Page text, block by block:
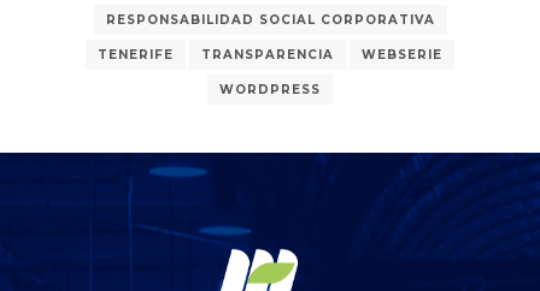
RESPONSABILIDAD SOCIAL CORPORATIVA
TENERIFE TRANSPARENCIA WEBSERIE
WORDPRESS